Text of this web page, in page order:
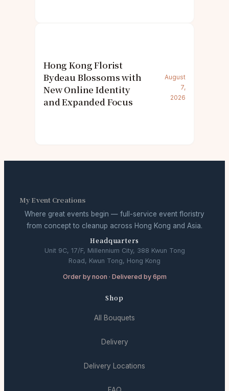
Hong Kong Florist
Bydeau Blossoms with
New Online Identity
and Expanded Focus
August
7,
2026
My Event Creations
Where great events begin — full-service event floristry
from concept to cleanup across Hong Kong and Asia.
Headquarters
Unit 9C, 17/F, Millennium City, 388 Kwun Tong
Road, Kwun Tong, Hong Kong
Order by noon · Delivered by 6pm
Shop
All Bouquets
Delivery
Delivery Locations